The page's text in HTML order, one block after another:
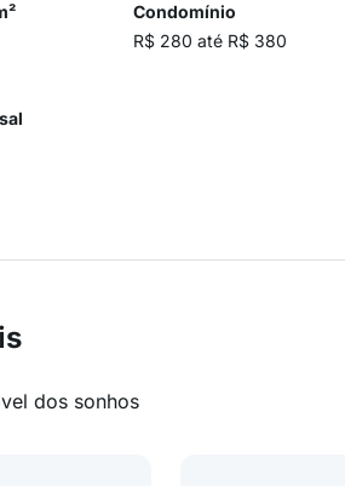
Condomínio
R$ 280 até R$ 380
dos sonhos